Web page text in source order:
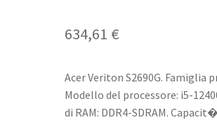
634,61 €
Acer Veriton S2690G.
Modello del processore: i5-
di RAM: DDR4-SDRAM.